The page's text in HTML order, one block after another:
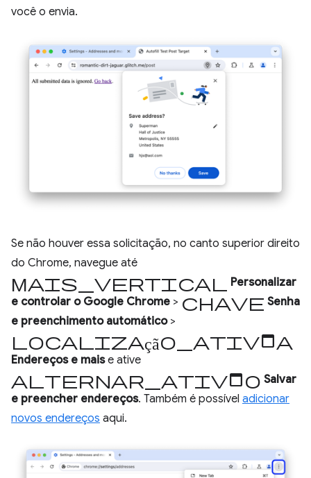
você o envia.
Se não houver essa solicitação, no canto superior direito
do Chrome, navegue até
mais_vertical
Personalizar
e controlar o Google Chrome > chave Senha
e preenchimento automático>
localização_ativada
Endereços e maise ative
alternar_ativado Salvar
e preencher endereços. Também é possível adicionar
novos endereços aqui.